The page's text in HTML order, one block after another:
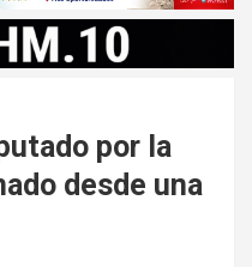
por la
desde una